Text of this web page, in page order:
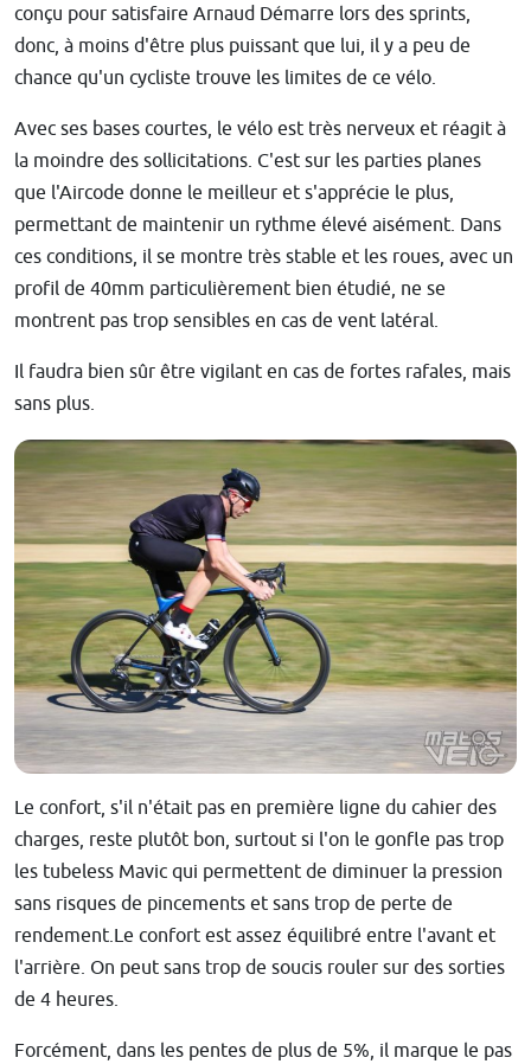
conçu pour satisfaire Arnaud Démarre lors des sprints,
donc, à moins d'être plus puissant que lui, il y a peu de
chance qu'un cycliste trouve les limites de ce vélo.
Avec ses bases courtes, le vélo est très nerveux et réagit à
la moindre des sollicitations. C'est sur les parties planes
que l'Aircode donne le meilleur et s'apprécie le plus,
permettant de maintenir un rythme élevé aisément. Dans
ces conditions, il se montre très stable et les roues, avec un
profil de 40mm particulièrement bien étudié, ne se
montrent pas trop sensibles en cas de vent latéral.
Il faudra bien sûr être vigilant en cas de fortes rafales, mais
sans plus.
Le confort, s'il n'était pas en première ligne du cahier des
charges, reste plutôt bon, surtout si l'on le gonfle pas trop
les tubeless Mavic qui permettent de diminuer la pression
sans risques de pincements et sans trop de perte de
rendement.Le confort est assez équilibré entre l'avant et
l'arrière. On peut sans trop de soucis rouler sur des sorties
de 4 heures.
Forcément, dans les pentes de plus de 5%, il marque le pas